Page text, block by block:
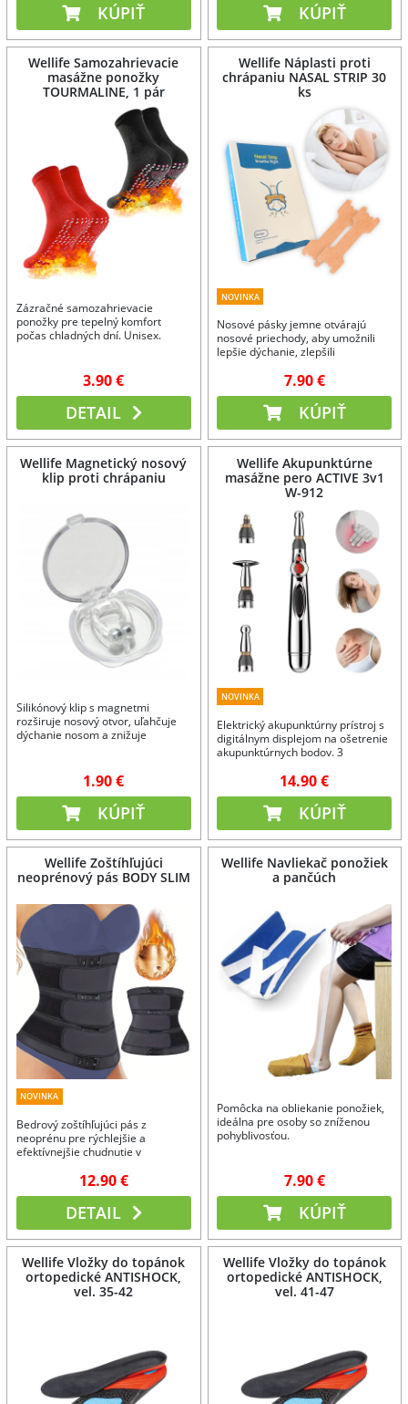
KÚPIŤ KÚPIŤ
Wellife Samozahrievacie
masážne ponožky
TOURMALINE, 1 pár
Zázračné samozahrievacie
ponožky pre tepelný komfort
počas chladných dní. Unisex.
3.90 €
DETAIL
Wellife Náplasti proti
chrápaniu NASAL STRIP 30
ks
NOVINKA
Nosové pásky jemne otvárajú
nosové priechody, aby umožnili
lepšie dýchanie, zlepšili
7.90 €
KÚPIŤ
Wellife Magnetický nosový
klip proti chrápaniu
Silikónový klip s magnetmi
rozširuje nosový otvor, uľahčuje
dýchanie nosom a znižuje
1.90 €
KÚPIŤ
Wellife Akupunktúrne
masážne pero ACTIVE 3v1
W-912
NOVINKA
Elektrický akupunktúrny prístroj s
digitálnym displejom na ošetrenie
akupunktúrnych bodov. 3
14.90 €
KÚPIŤ
Wellife Zoštíhľujúci
neoprénový pás BODY SLIM
NOVINKA
Bedrový zoštíhľujúci pás z
neoprénu pre rýchlejšie a
efektívnejšie chudnutie v
podporuje bedrovú časť.
12.90 €
DETAIL
Wellife Navliekač ponožiek
a pančúch
Pomôcka na obliekanie ponožiek,
ideálna pre osoby so zníženou
pohyblivosťou.
7.90 €
KÚPIŤ
Wellife Vložky do topánok
ortopedické ANTISHOCK,
vel. 35-42
Wellife Vložky do topánok
ortopedické ANTISHOCK,
vel. 41-47